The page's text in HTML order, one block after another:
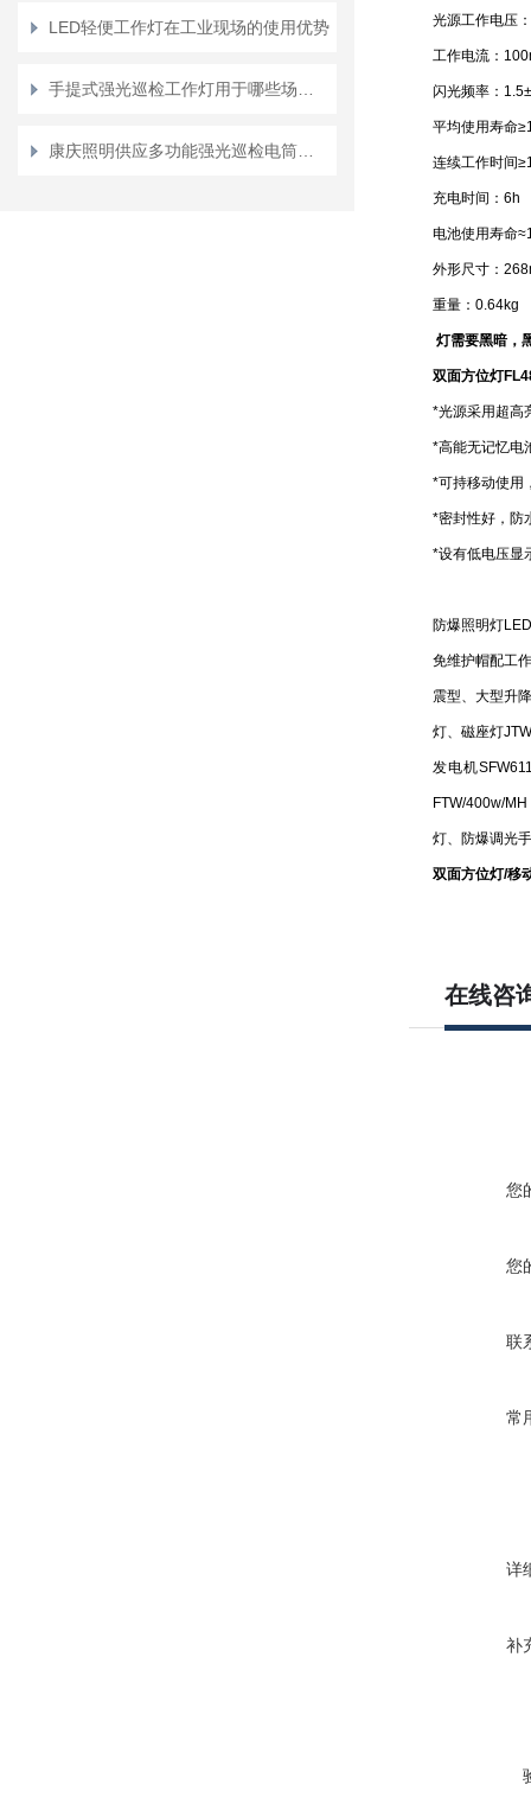
LED轻便工作灯在工业现场的使用优势 光源工作电压
工作电流：
闪光频率：
平均使用寿命
连续工作时间
充电时间：6h
电池使用寿命
外形尺寸：
重量：0.64kg
灯需要黑暗，
双面方位灯
*光源采用超高
*高能无记忆电
*可持移动使用
*密封性好，防
*设有低电压显
防爆照明灯
免维护帽配工
震型、大型升
灯、磁座灯
发电机
FTW/400w/
灯、防爆调光
双面方位灯/移
在线咨
您
您
联
常
详
补